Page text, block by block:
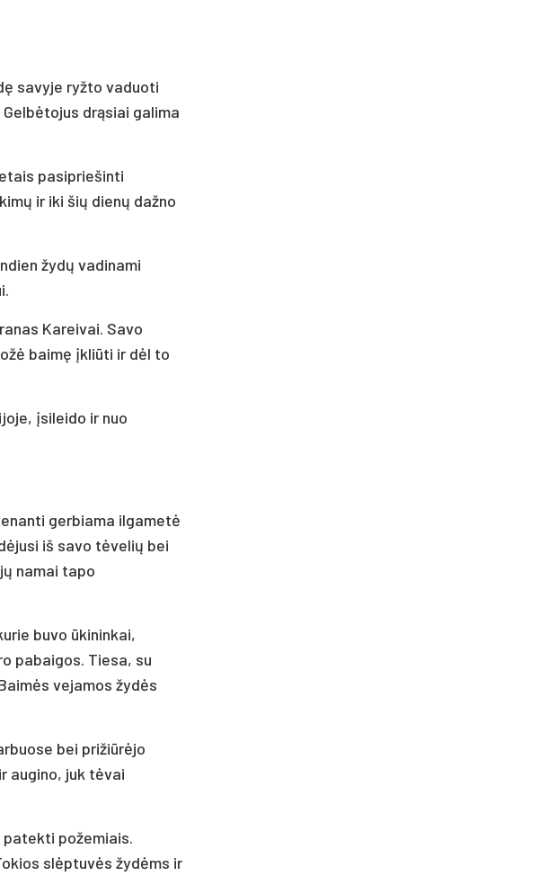
savyje ryžto vaduoti
drąsiai galima
pasipriešinti
ir iki šių dienų dažno
žydų vadinami
Kareivai. Savo
baimę įkliūti ir dėl to
įsileido ir nuo
gerbiama ilgametė
iš savo tėvelių bei
namai tapo
buvo ūkininkai,
pabaigos. Tiesa, su
vejamos žydės
bei prižiūrėjo
augino, juk tėvai
patekti požemiais.
slėptuvės žydėms ir